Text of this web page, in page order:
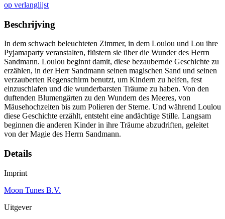
op verlanglijst
Beschrijving
In dem schwach beleuchteten Zimmer, in dem Loulou und Lou ihre
Pyjamaparty veranstalten, flüstern sie über die Wunder des Herrn
Sandmann. Loulou beginnt damit, diese bezaubernde Geschichte zu
erzählen, in der Herr Sandmann seinen magischen Sand und seinen
verzauberten Regenschirm benutzt, um Kindern zu helfen, fest
einzuschlafen und die wunderbarsten Träume zu haben. Von den
duftenden Blumengärten zu den Wundern des Meeres, von
Mäusehochzeiten bis zum Polieren der Sterne. Und während Loulou
diese Geschichte erzählt, entsteht eine andächtige Stille. Langsam
beginnen die anderen Kinder in ihre Träume abzudriften, geleitet
von der Magie des Herrn Sandmann.
Details
Imprint
Moon Tunes B.V.
Uitgever